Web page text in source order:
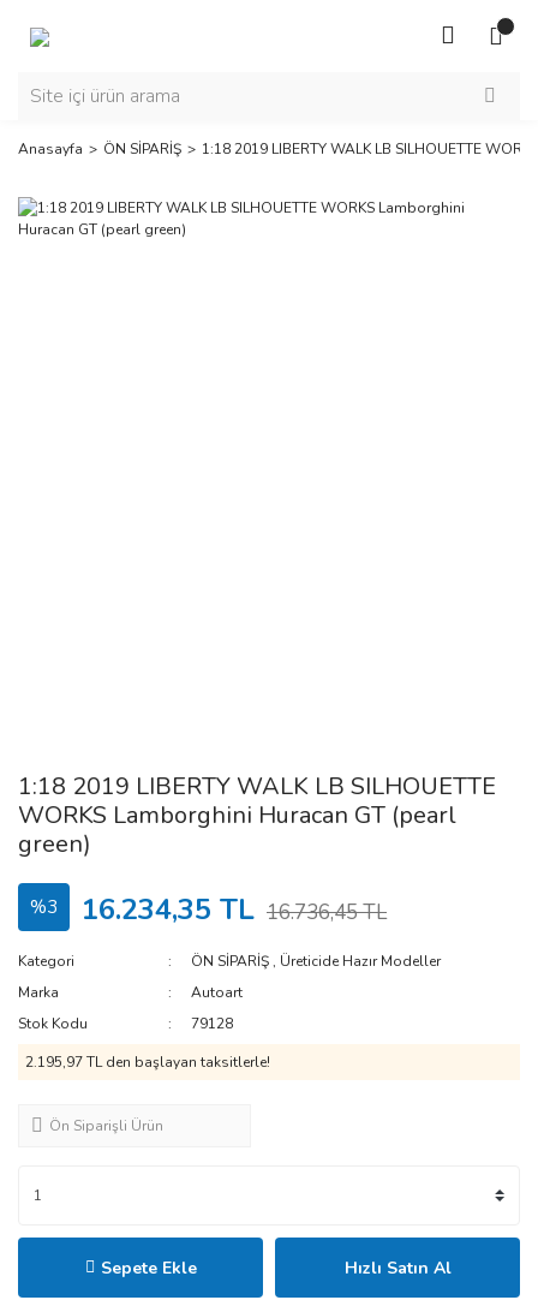
Anasayfa ÖN SİPARİŞ 1:18 2019 LIBERTY WALK LB SILHOUETTE
1:18 2019 LIBERTY WALK LB SILHOUETTE
WORKS Lamborghini Huracan GT (pearl
green)
%3 16.234,35 TL 16.736,45 TL
Kategori ÖN SİPARİŞ , Üreticide Hazır Modeller
Marka
Autoart
Stok Kodu
79128
2.195,97 TL den başlayan taksitlerle!
Ön Siparişli Ürün
Sepete Ekle Hızlı Satın Al